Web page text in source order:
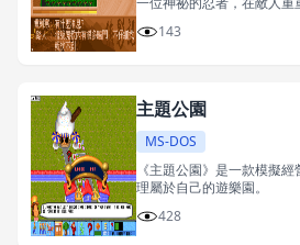
143
主題公園
MS-DOS
《主題公園》是一款模擬
理屬於自己的遊樂園。
428